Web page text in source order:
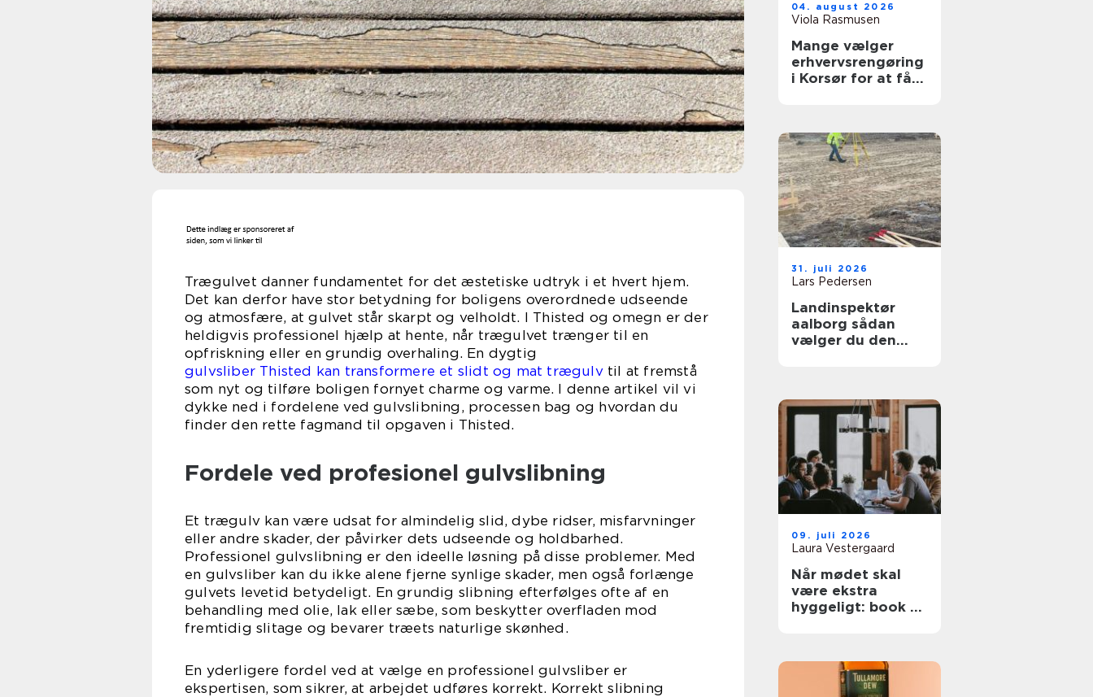
Trægulvet danner fundamentet for det æstetiske udtryk i et hvert hjem.
Det kan derfor have stor betydning for boligens overordnede udseende
og atmosfære, at gulvet står skarpt og velholdt. I Thisted og omegn er der
heldigvis professionel hjælp at hente, når trægulvet trænger til en
opfriskning eller en grundig overhaling. En dygtig
gulvsliber Thisted kan transformere et slidt og mat trægulvtil at fremstå
som nyt og tilføre boligen fornyet charme og varme. I denne artikel vil vi
dykke ned i fordelene ved gulvslibning, processen bag og hvordan du
finder den rette fagmand til opgaven i Thisted.
Fordele ved profesionel gulvslibning
Et trægulv kan være udsat for almindelig slid, dybe ridser, misfarvninger
eller andre skader, der påvirker dets udseende og holdbarhed.
Professionel gulvslibning er den ideelle løsning på disse problemer. Med
en gulvsliber kan du ikke alene fjerne synlige skader, men også forlænge
gulvets levetid betydeligt. En grundig slibning efterfølges ofte af en
behandling med olie, lak eller sæbe, som beskytter overfladen mod
fremtidig slitage og bevarer træets naturlige skønhed.
En yderligere fordel ved at vælge en professionel gulvsliber er
ekspertisen, som sikrer, at arbejdet udføres korrekt. Korrekt slibning
04. august 2026
Viola Rasmusen
Mange vælger
erhvervsrengøring
i Korsør for at få
31. juli 2026
Lars Pedersen
Landinspektør
aalborg sådan
vælger du den
09. juli 2026
Laura Vestergaard
Når mødet skal
være ekstra
hyggeligt: book et